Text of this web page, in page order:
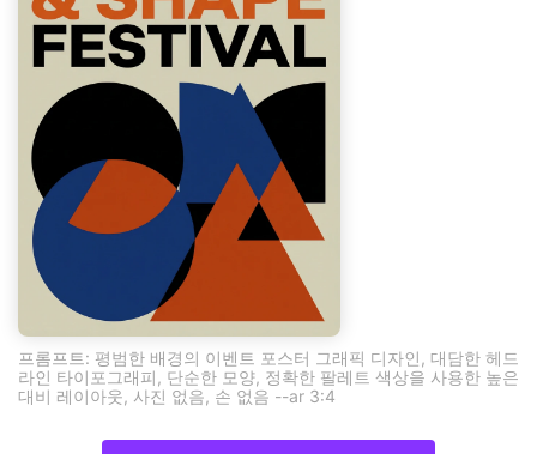
프롬프트: 평범한 배경의 이벤트 포스터 그래픽 디자인, 대담한 헤드
라인 타이포그래피, 단순한 모양, 정확한 팔레트 색상을 사용한 높은
대비 레이아웃, 사진 없음, 손 없음 --ar 3:4